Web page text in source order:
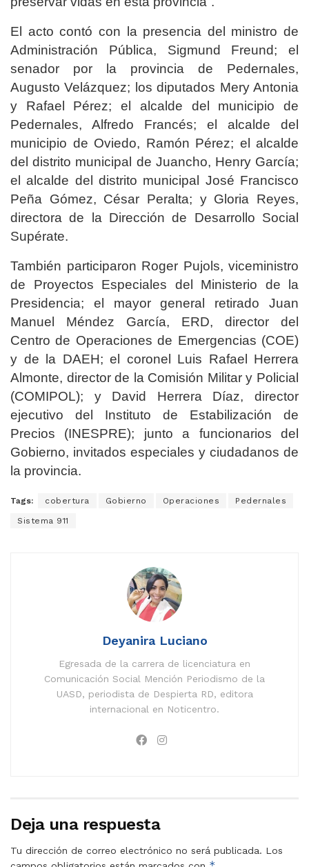
El acto contó con la presencia del ministro de
Administración Pública, Sigmund Freund; el
senador por la provincia de Pedernales,
Augusto Velázquez; los diputados Mery Antonia
y Rafael Pérez; el alcalde del municipio de
Pedernales, Alfredo Francés; el alcalde del
municipio de Oviedo, Ramón Pérez; el alcalde
del distrito municipal de Juancho, Henry García;
el alcalde del distrito municipal José Francisco
Peña Gómez, César Peralta; y Gloria Reyes,
directora de la Dirección de Desarrollo Social
Supérate.
También participaron Roger Pujols, viceministro
de Proyectos Especiales del Ministerio de la
Presidencia; el mayor general retirado Juan
Manuel Méndez García, ERD, director del
Centro de Operaciones de Emergencias (COE)
y de la DAEH; el coronel Luis Rafael Herrera
Almonte, director de la Comisión Militar y Policial
(COMIPOL); y David Herrera Díaz, director
ejecutivo del Instituto de Estabilización de
Precios (INESPRE); junto a funcionarios del
Gobierno, invitados especiales y ciudadanos de
la provincia.
Tags: cobertura Gobierno Operaciones Pedernales
Sistema 911
Deyanira Luciano
Egresada de la carrera de licenciatura en
Comunicación Social Mención Periodismo de la
UASD, periodista de Despierta RD, editora
internacional en Noticentro.
Deja una respuesta
Tu dirección de correo electrónico no será publicada. Los